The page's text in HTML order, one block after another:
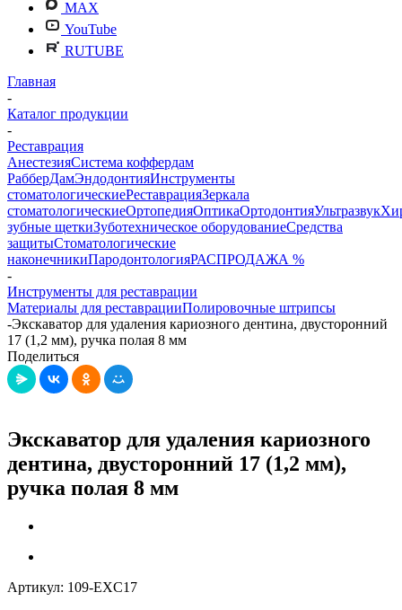
MAX
YouTube
RUTUBE
Главная
-
Каталог продукции
-
Реставрация
АнестезияСистема коффердам
РабберДамЭндодонтияИнструменты
стоматологическиеРеставрацияЗеркала
стоматологическиеОртопедияОптикаОртодонтияУльтразвук
зубные щеткиЗуботехническое оборудованиеСредства
защитыСтоматологические
наконечникиПародонтологияРАСПРОДАЖА %
-
Инструменты для реставрации
Материалы для реставрацииПолировочные штрипсы
-Экскаватор для удаления кариозного дентина, двусторонний
17 (1,2 мм), ручка полая 8 мм
Поделиться
Экскаватор для удаления кариозного
дентина, двусторонний 17 (1,2 мм),
ручка полая 8 мм
Артикул: 109-EXC17